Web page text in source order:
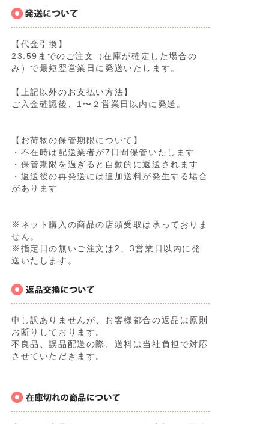
【代金引換】
23:59までのご注文（在庫が確定した場合の
み）で最短翌営業日に発送いたします。
【上記以外のお支払い方法】
ご入金確認後、1〜２営業日以内に発送。
【お荷物の保管期限について】
・不在時は配送業者が7日間保管いたします
・保管期限を過ぎると自動的に返送されます
・返送後の再発送には追加送料が発生する場合
があります
※ネット購入の商品の店頭受取は承っておりま
せん。
※指定日の無いご注文は2、3営業日以内に発
送いたします。
申し訳ありませんが、お客様都合の返品は原則
お断りしております。
不良品、誤品配送の際、送料は当社負担で対応
させていただきます。